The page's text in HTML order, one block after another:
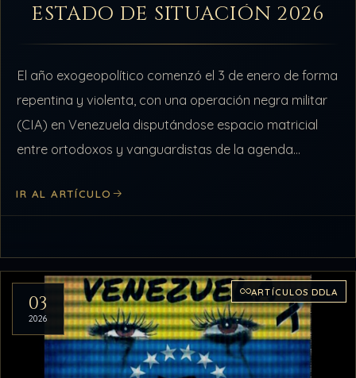
ESTADO DE SITUACIÓN 2026
El año exogeopolítico comenzó el 3 de enero de forma
repentina y violenta, con una operación negra militar
(CIA) en Venezuela disputándose espacio matricial
entre ortodoxos y vanguardistas de la agenda
IR AL ARTÍCULO
03
2026
ARTÍCULOS DDLA